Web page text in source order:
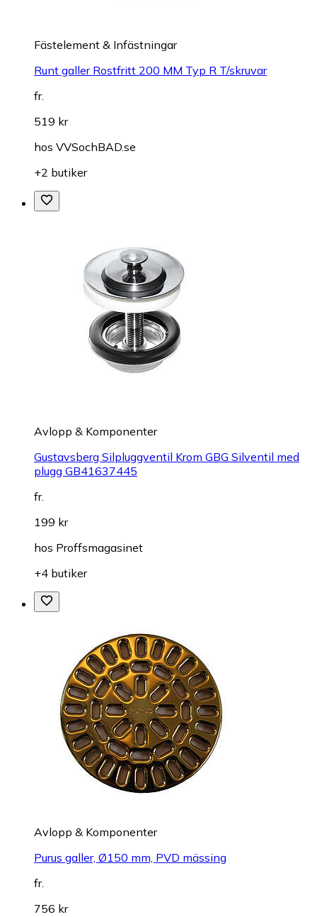
Fästelement & Infästningar
Runt galler Rostfritt 200 MM Typ R T/skruvar
fr.
519 kr
hos VVSochBAD.se
+2 butiker
Avlopp & Komponenter
Gustavsberg Silpluggventil Krom GBG Silventil med
plugg GB41637445
fr.
199 kr
hos Proffsmagasinet
+4 butiker
Avlopp & Komponenter
Purus galler, Ø150 mm, PVD mässing
fr.
756 kr